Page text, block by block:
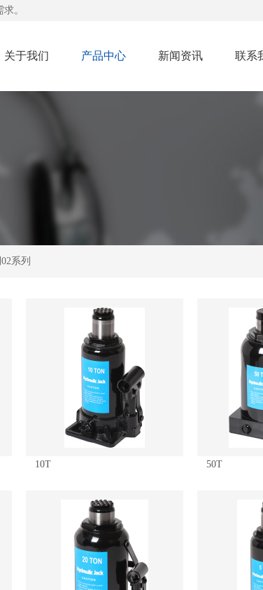
。
关于我们 产品中心 新闻资讯 联系
系列
10T 50T